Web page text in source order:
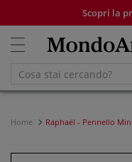
Scopri la
Home Raphaël - Pennello